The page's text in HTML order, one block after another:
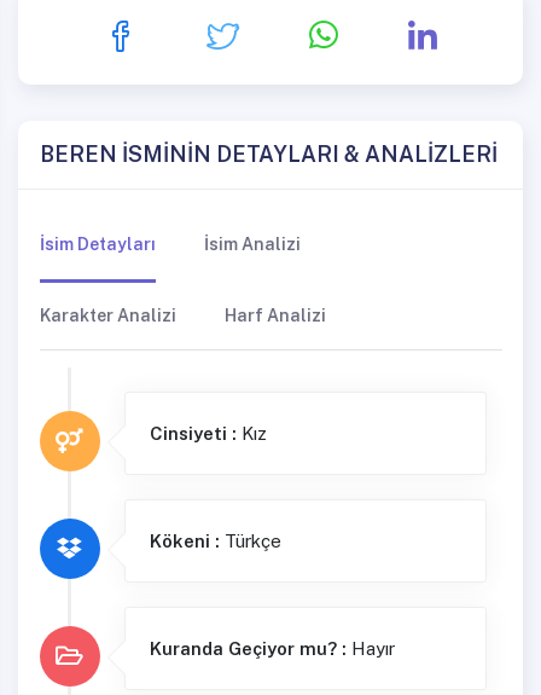
BEREN İSMİNİN DETAYLARI & ANALİZLERİ
İsim Detayları İsim Analizi
Karakter Analizi Harf Analizi
Cinsiyeti : Kız
Kökeni : Türkçe
Kuranda Geçiyor mu? : Hayır